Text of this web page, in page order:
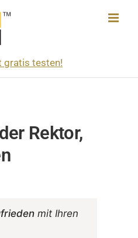
gratis testen!
Rektor,
mit Ihren